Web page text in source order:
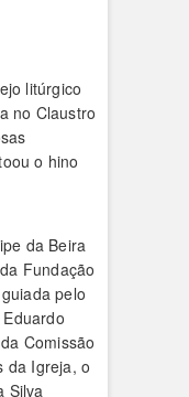
litúrgico
no Claustro
o hino
da Beira
Fundação
pelo
Comissão
da Igreja, o
Silva